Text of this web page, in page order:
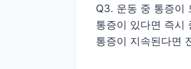
Q3. 운동 중 통증이
통증이 있다면 즉시
통증이 지속된다면